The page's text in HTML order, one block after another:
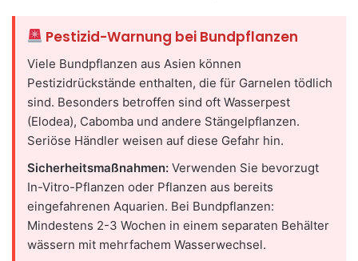
Pestizid-Warnung bei Bundpflanzen
Viele Bundpflanzen aus Asien können
Pestizidrückstände enthalten, die für Garnelen tödlich
sind. Besonders betroffen sind oft Wasserpest
(Elodea), Cabomba und andere Stängelpflanzen.
Seriöse Händler weisen auf diese Gefahr hin.
Sicherheitsmaßnahmen: Verwenden Sie bevorzugt
In-Vitro-Pflanzen oder Pflanzen aus bereits
eingefahrenen Aquarien. Bei Bundpflanzen:
Mindestens 2-3 Wochen in einem separaten Behälter
wässern mit mehrfachem Wasserwechsel.